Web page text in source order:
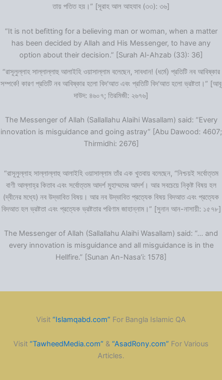
তায় পতিত হয়।” [সূরাহ আল আহযাব (৩৩): ৩৬]
“It is not befitting for a believing man or woman, when a matter
has been decided by Allah and His Messenger, to have any
option about their decision.” [Surah Al-Ahzab (33): 36]
“রাসূলুল্লাহ সাল্লাল্লাহু আলাইহি ওয়াসাল্লাম বলেছেন, সাবধান! (ধর্মে) প্রতিটি নব আবিষ্কার
সম্পর্কে! কারণ প্রতিটি নব আবিষ্কার হলো বিদ‘আত এবং প্রতিটি বিদ‘আত হলো ভ্রষ্টতা।” [আবূ
দাউদ: ৪৬০৭; তিরমিজী: ২৬৭৬]
The Messenger of Allah (Sallallahu Alaihi Wasallam) said: “Every
innovation is misguidance and going astray” [Abu Dawood: 4607;
Thirmidhi: 2676]
“রাসূলুল্লাহ সাল্লাল্লাহু আলাইহি ওয়াসাল্লাম তাঁর এক খুতবায় বলেছেন, “নিশ্চয়ই সর্বোত্তম
বাণী আল্লাহ্‌র কিতাব এবং সর্বোত্তম আদর্শ মুহাম্মদের আদর্শ। আর সবচেয়ে নিকৃষ্ট বিষয় হল
(দ্বীনের মধ্যে) নব উদ্ভাবিত বিষয়। আর নব উদ্ভাবিত প্রত্যেক বিষয় বিদআত এবং প্রত্যেক
বিদআত হল ভ্রষ্টতা এবং প্রত্যেক ভ্রষ্টতার পরিণাম জাহান্নাম।” [সুনান আন-নাসায়ী: ১৫৭৮]
The Messenger of Allah (Sallallahu Alaihi Wasallam) said: “… and
every innovation is misguidance and all misguidance is in the
Hellfire.” [Sunan An-Nasa’i: 1578]
Visit “Islamqabd.com” For Bangla Islamic QA
Visit “TawheedMedia.com” & “AsadRony.com” For Various
Articles.